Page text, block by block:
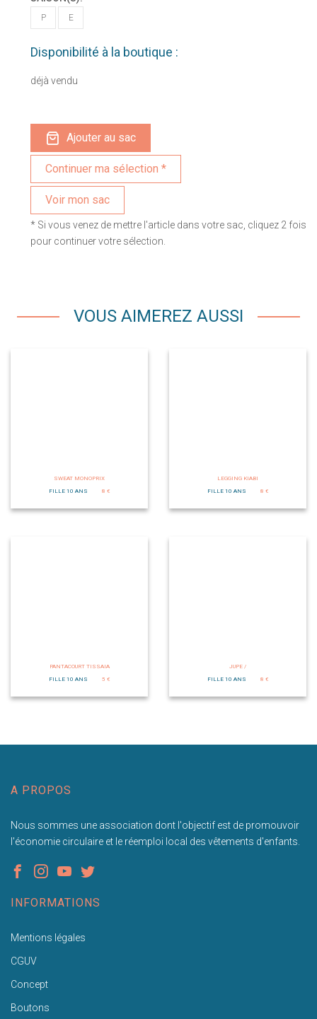
P E
Disponibilité à la boutique :
déjà vendu
Ajouter au sac
Voir mon sac
* Si vous venez de mettre l'article dans votre sac, cliquez 2 fois
pour continuer votre sélection.
VOUS AIMEREZ AUSSI
SWEAT MONOPRIX
FILLE 10 ANS
8 €
LEGGING KIABI
FILLE 10 ANS
8 €
PANTACOURT TISSAIA
FILLE 10 ANS
5 €
JUPE /
FILLE 10 ANS
8 €
A PROPOS
Nous sommes une association dont l'objectif est de promouvoir
l'économie circulaire et le réemploi local des vêtements d'enfants.
INFORMATIONS
Mentions légales
CGUV
Concept
Boutons